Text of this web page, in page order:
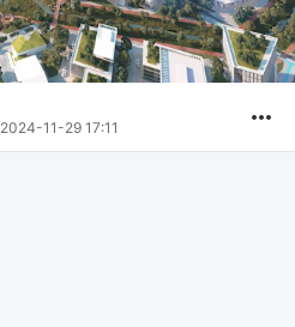
2024-11-29 17:11